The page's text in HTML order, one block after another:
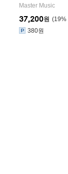
Master Music
19%
37,200원
380원